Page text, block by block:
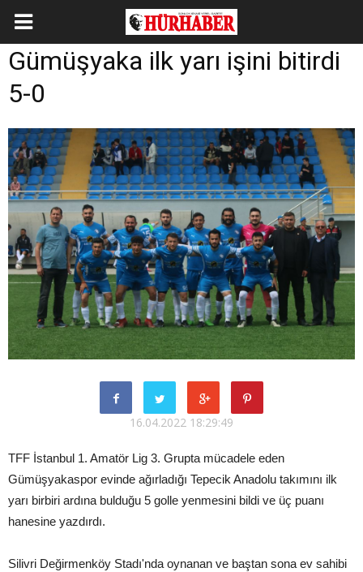
Gümüşyaka ilk yarı işini bitirdi
5-0
16.04.2022 18:29:49
TFF İstanbul 1. Amatör Lig 3. Grupta mücadele eden
Gümüşyakaspor evinde ağırladığı Tepecik Anadolu takımını ilk
yarı birbiri ardına bulduğu 5 golle yenmesini bildi ve üç puanı
hanesine yazdırdı.
Silivri Değirmenköy Stadı'nda oynanan ve baştan sona ev sahibi